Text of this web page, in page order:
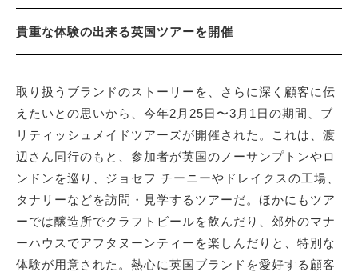
貴重な体験の出来る英国ツアーを開催
取り扱うブランドのストーリーを、さらに深く顧客に伝
えたいとの思いから、今年2月25日〜3月1日の期間、ブ
リティッシュメイドツアーズが開催された。これは、渡
辺さん同行のもと、参加者が英国のノーサンプトンやロ
ンドンを巡り、ジョセフ チーニーやドレイクスの工場、
タナリーなどを訪問・見学するツアーだ。ほかにもツア
ーでは醸造所でクラフトビールを飲んだり、郊外のマナ
ーハウスでアフタヌーンティーを楽しんだりと、特別な
体験が用意された。熱心に英国ブランドを愛好する顧客